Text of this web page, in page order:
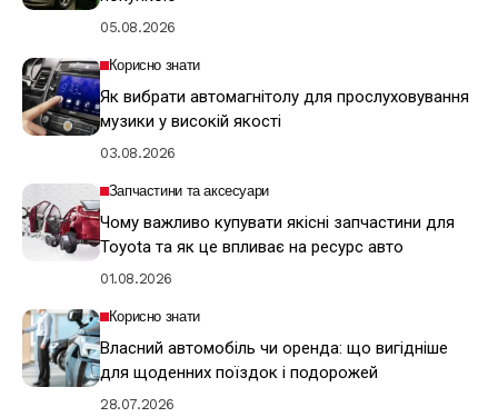
05.08.2026
Корисно знати
Як вибрати автомагнітолу для прослуховування
музики у високій якості
03.08.2026
Запчастини та аксесуари
Чому важливо купувати якісні запчастини для
Toyota та як це впливає на ресурс авто
01.08.2026
Корисно знати
Власний автомобіль чи оренда: що вигідніше
для щоденних поїздок і подорожей
28.07.2026